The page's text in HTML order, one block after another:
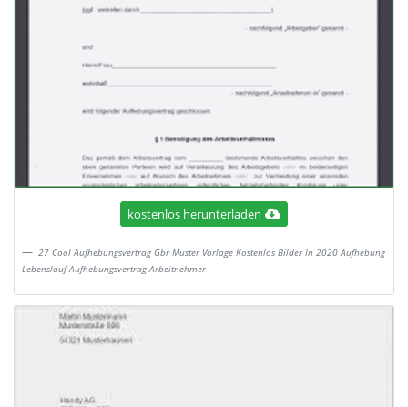
kostenlos herunterladen
27 Cool Aufhebungsvertrag Gbr Muster Vorlage Kostenlos Bilder In 2020 Aufhebung
Lebenslauf Aufhebungsvertrag Arbeitnehmer